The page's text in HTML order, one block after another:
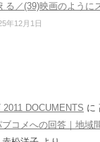
る／(39)映画のように
年12月1日
DOCUMENTS に
ブコメへの回答｜地域